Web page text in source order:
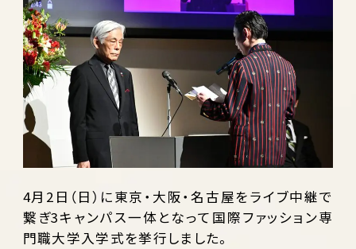
4月2日（日）に東京・大阪・名古屋をライブ中継で
繋ぎ3キャンパス一体となって国際ファッション専
門職大学入学式を挙行しました。